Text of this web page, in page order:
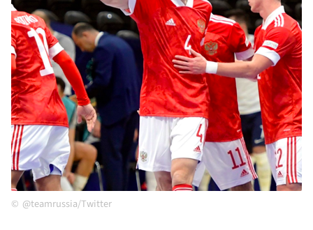
@teamrussia/Twitter